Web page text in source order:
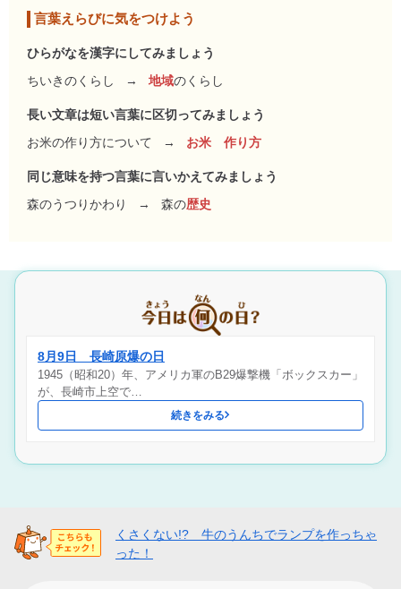
言葉えらびに気をつけよう
ひらがなを漢字にしてみましょう
ちいきのくらし
→ 地域のくらし
長い文章は短い言葉に区切ってみましょう
お米の作り方について
→ お米 作り方
同じ意味を持つ言葉に言いかえてみましょう
森のうつりかわり
→ 森の歴史
8月9日 長崎原爆の日
1945（昭和20）年、アメリカ軍のB29爆撃機「ボックスカー」
が、長崎市上空で…
続きをみる
くさくない!? 牛のうんちでランプを作っちゃ
った！